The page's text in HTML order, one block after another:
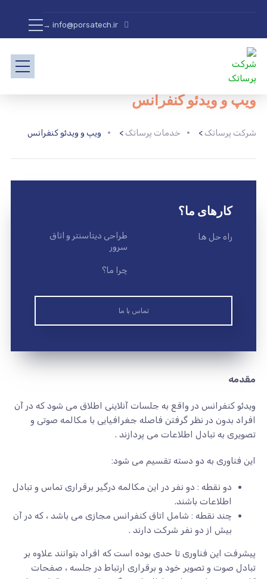
info@porsatech.ir →
ویپ و ویدئو کنفرانس
شرکت پرساتک > خدمات پرساتک > ویپ و ویدئو کنفرانس
کارهای ما؟
طراحی دیتاسنتر و اتاق
سرور
راه حل ها
چرا ما؟
تماس با ما
مقدمه
ویدئو کنفرانس در واقع به جلسات آنلاینی اطلاق می شود که در آن
افراد بدون در نظر گرفتن فاصله جغرافیایی با مکالمه صوتی و
تصویری به تبادل اطلاعات می پردازند .
این فناوری به دو دسته تقسیم می شود:
دو نقطه : دو نفر در این مکالمه درگیر برقراری تماس و تبادل
اطلاعات باشند.
چند نقطه : شامل اتاق کنفرانس مجازی می باشد ، که در آن
بیش از دو نفر شرکت دارند .
پیشرفت این فناوری تا حدی بوده است که افراد بتوانند علاوه بر
تبادل صوت و تصویر خود و برقراری ارتباط در جلسه ، صفحات